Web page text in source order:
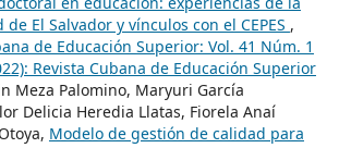
El Salvador y vínculos con el CEPES ,
de Educación Superior: Vol. 41 Núm. 1
Revista Cubana de Educación Superior
Meza Palomino, Maryuri García
Delicia Heredia Llatas, Fiorela Anaí
Modelo de gestión de calidad para